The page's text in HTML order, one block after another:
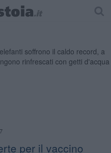
per il vaccino